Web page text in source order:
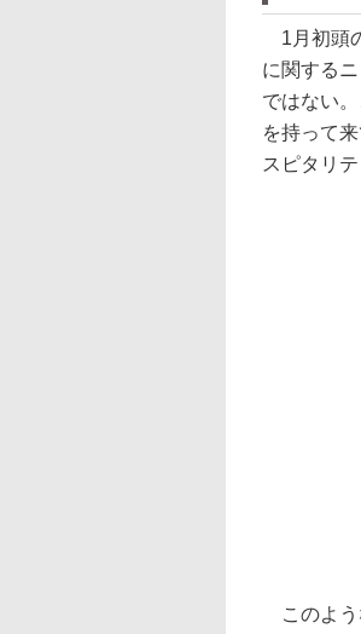
1月初頭
に関する
ではない
を持って
スピタリ
このよう